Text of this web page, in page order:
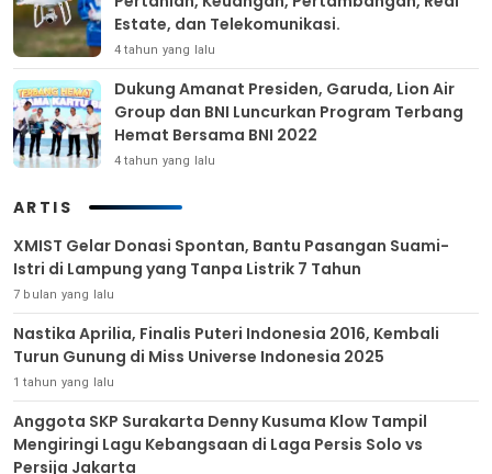
Estate, dan Telekomunikasi.
4 tahun yang lalu
Dukung Amanat Presiden, Garuda, Lion Air
Group dan BNI Luncurkan Program Terbang
Hemat Bersama BNI 2022
4 tahun yang lalu
ARTIS
XMIST Gelar Donasi Spontan, Bantu Pasangan Suami-
Istri di Lampung yang Tanpa Listrik 7 Tahun
7 bulan yang lalu
Nastika Aprilia, Finalis Puteri Indonesia 2016, Kembali
Turun Gunung di Miss Universe Indonesia 2025
1 tahun yang lalu
Anggota SKP Surakarta Denny Kusuma Klow Tampil
Mengiringi Lagu Kebangsaan di Laga Persis Solo vs
Persija Jakarta